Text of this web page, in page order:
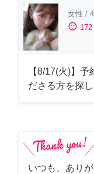
女性 /
sentiment_satisfied 172
【8/17(火)】
ださる方を探し
いつも、あり